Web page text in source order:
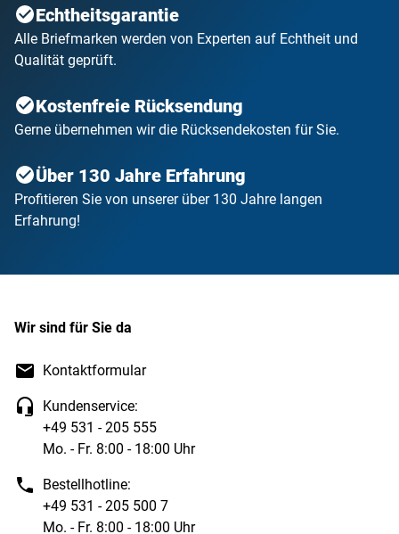
Echtheitsgarantie
Alle Briefmarken werden von Experten auf Echtheit und
Qualität geprüft.
Kostenfreie Rücksendung
Gerne übernehmen wir die Rücksendekosten für Sie.
Über 130 Jahre Erfahrung
Profitieren Sie von unserer über 130 Jahre langen
Erfahrung!
Wir sind für Sie da
Kontaktformular
Kundenservice:
+49 531 - 205 555
Mo. - Fr. 8:00 - 18:00 Uhr
Bestellhotline:
+49 531 - 205 500 7
Mo. - Fr. 8:00 - 18:00 Uhr